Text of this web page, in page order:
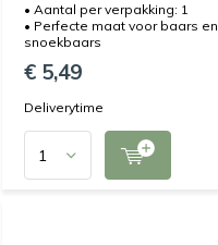
• Aantal per verpakking: 1
• Perfecte maat voor baars en
snoekbaars
€ 5,49
Deliverytime